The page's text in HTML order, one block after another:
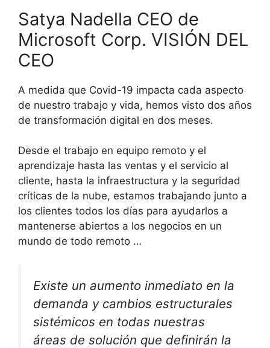
Satya Nadella CEO de
Microsoft Corp. VISIÓN DEL
CEO
A medida que Covid-19 impacta cada aspecto
de nuestro trabajo y vida, hemos visto dos años
de transformación digital en dos meses.
Desde el trabajo en equipo remoto y el
aprendizaje hasta las ventas y el servicio al
cliente, hasta la infraestructura y la seguridad
críticas de la nube, estamos trabajando junto a
los clientes todos los días para ayudarlos a
mantenerse abiertos a los negocios en un
mundo de todo remoto …
Existe un aumento inmediato en la
demanda y cambios estructurales
sistémicos en todas nuestras
áreas de solución que definirán la